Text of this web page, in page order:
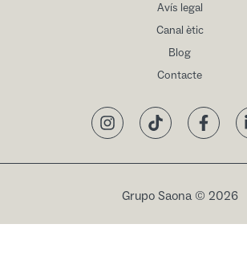
Avís legal
Canal ètic
Blog
Contacte
InstagramTikTok
Grupo Saona © 2026